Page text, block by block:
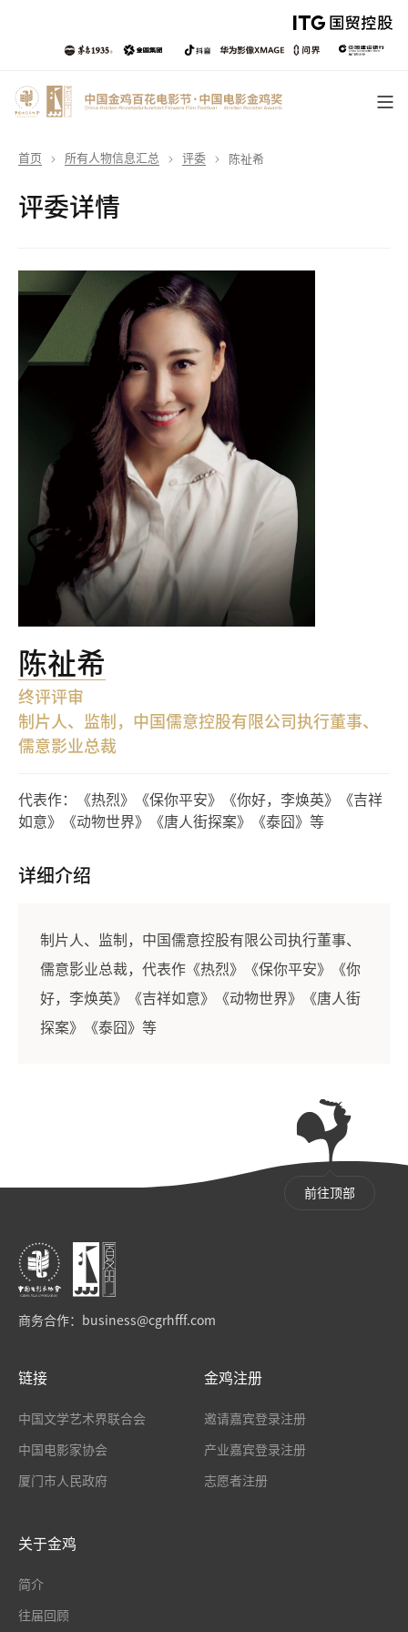
首页 所有人物信息汇总 评委 陈祉希
评委详情
陈祉希
终评评审
制片人、监制，中国儒意控股有限公司执行董事、
儒意影业总裁
代表作：《热烈》《保你平安》《你好，李焕英》《吉祥
如意》《动物世界》《唐人街探案》《泰囧》等
详细介绍
制片人、监制，中国儒意控股有限公司执行董事、
儒意影业总裁，代表作《热烈》《保你平安》《你
好，李焕英》《吉祥如意》《动物世界》《唐人街
探案》《泰囧》等
前往顶部
商务合作： business@cgrhfff.com
链接
中国文学艺术界联合会
中国电影家协会
厦门市人民政府
金鸡注册
邀请嘉宾登录注册
产业嘉宾登录注册
志愿者注册
关于金鸡
简介
往届回顾